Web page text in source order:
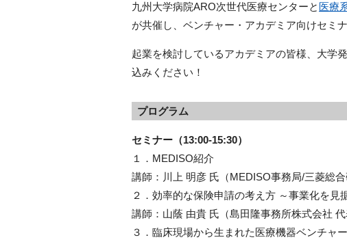
九州大学病院ARO次世代医療センターと 医療
が共催し、ベンチャー・アカデミア向けセミ
起業を検討しているアカデミアの皆様、大学
込みください！
プログラム
セミナー（13:00-15:30）
１．MEDISO紹介
講師：川上 明彦 氏（MEDISO事務局/三菱総合
２．効率的な保険申請の考え方 ～事業化を見
講師：山蔭 由貴 氏（島田隆事務所株式会社
３．臨床現場から生まれた医療機器ベンチャ